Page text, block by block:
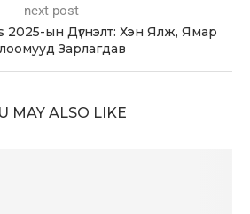
next post
2025-ын Дүгнэлт: Хэн Ялж, Ямар
Зарлагдав
MAY ALSO LIKE